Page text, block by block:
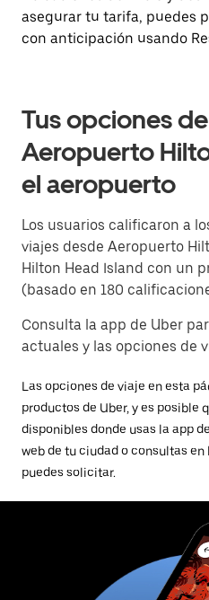
asegurar tu tarifa, puedes
con anticipación usando
Tus opciones
Aeropuerto
el aeropuerto
Los usuarios calificaron a
viajes desde Aeropuerto
Hilton Head Island con un
(basado en 180
Consulta la app de Uber
actuales y las opciones de
Las opciones de viaje en esta
productos de Uber, y es posible
disponibles donde usas la app
web de tu ciudad o consultas en
puedes solicitar.